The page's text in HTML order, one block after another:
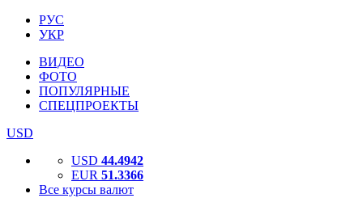
РУС
УКР
ВИДЕО
ФОТО
ПОПУЛЯРНЫЕ
СПЕЦПРОЕКТЫ
USD
USD 44.4942
EUR 51.3366
Все курсы валют